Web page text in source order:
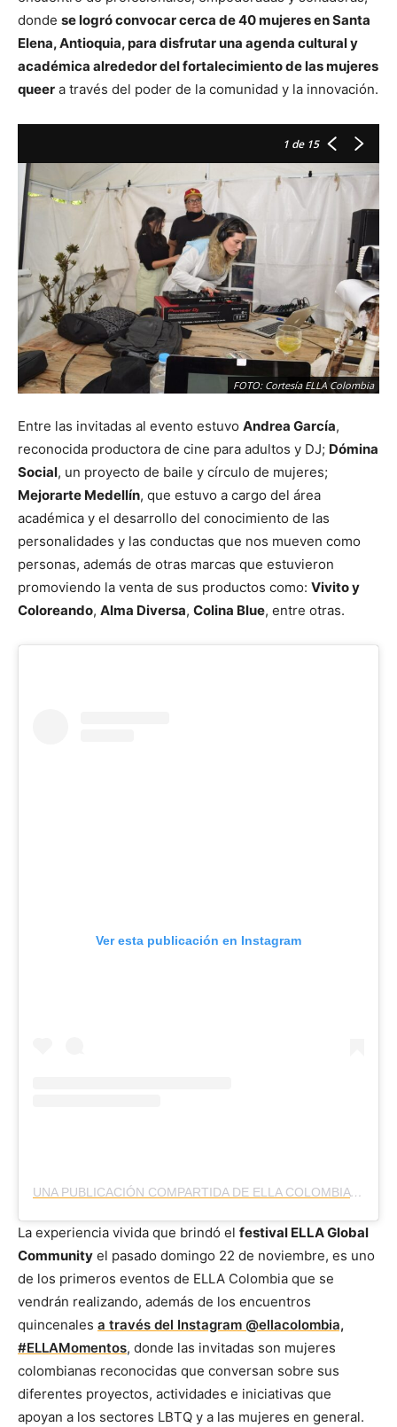
donde se logró convocar cerca de 40 mujeres en Santa
Elena, Antioquia, para disfrutar una agenda cultural y
académica alrededor del fortalecimiento de las mujeres
queer a través del poder de la comunidad y la innovación.
1 de 15
FOTO: Cortesía ELLA Colombia
Entre las invitadas al evento estuvo Andrea García,
reconocida productora de cine para adultos y DJ; Dómina
Social, un proyecto de baile y círculo de mujeres;
Mejorarte Medellín, que estuvo a cargo del área
académica y el desarrollo del conocimiento de las
personalidades y las conductas que nos mueven como
personas, además de otras marcas que estuvieron
promoviendo la venta de sus productos como: Vivito y
Coloreando, Alma Diversa, Colina Blue, entre otras.
Ver esta publicación en Instagram
UNA PUBLICACIÓN COMPARTIDA DE ELLA COLOMBIA BY @ELLAFESTIVAL (@ELLACOLOMBIA)
La experiencia vivida que brindó el festival ELLA Global
Community el pasado domingo 22 de noviembre, es uno
de los primeros eventos de ELLA Colombia que se
vendrán realizando, además de los encuentros
quincenales a través del Instagram @ellacolombia,
#ELLAMomentos, donde las invitadas son mujeres
colombianas reconocidas que conversan sobre sus
diferentes proyectos, actividades e iniciativas que
apoyan a los sectores LBTQ y a las mujeres en general.